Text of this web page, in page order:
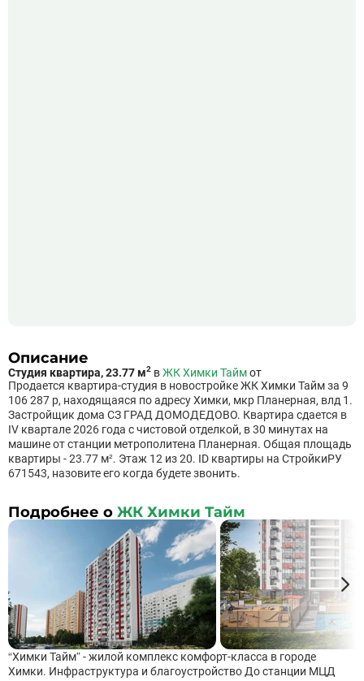
Описание
Студия квартира, 23.77 м2 вЖК Химки Таймот
Продается квартира-студия в новостройке ЖК Химки Тайм за 9
106 287 р, находящаяся по адресу Химки, мкр Планерная, влд 1.
Застройщик дома СЗ ГРАД ДОМОДЕДОВО. Квартира сдается в
IV квартале 2026 года с чистовой отделкой, в 30 минутах на
машине от станции метрополитена Планерная. Общая площадь
квартиры - 23.77 м². Этаж 12 из 20. ID квартиры на СтройкиРУ
671543, назовите его когда будете звонить.
Подробнее о ЖК Химки Тайм
“Химки Тайм” - жилой комплекс комфорт-класса в городе
Химки. Инфраструктура и благоустройство До станции МЦД